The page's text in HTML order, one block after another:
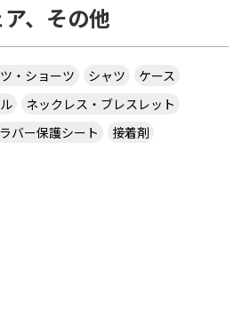
、その他
・ショーツ シャツ
ケース
ネックレス・ブレスレット
ラバー保護シート
接着剤